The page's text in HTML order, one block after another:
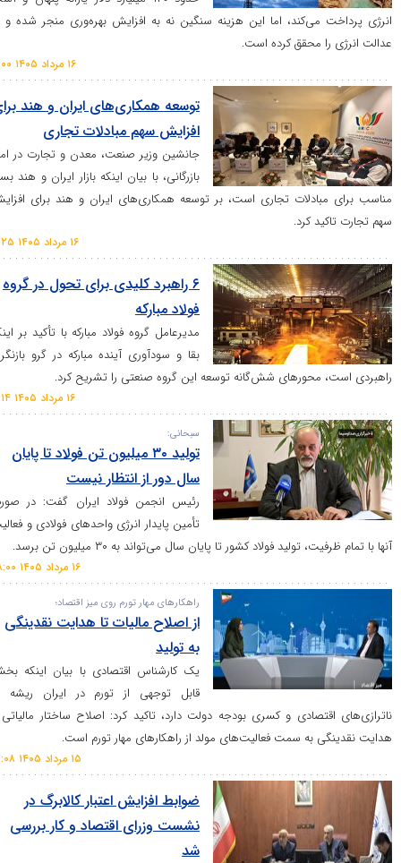
اما این هزینه سنگین نه به افزایش بهره‌وری منجر شده و نه
محقق کرده است.
توسعه همکاری‌های ایران و هند برای
افزایش سهم مبادلات تجاری
جانشین وزیر صنعت، معدن و تجارت در امور
بازرگانی، با بیان اینکه بازار ایران و هند بستر
تجاری است، بر توسعه همکاری‌های ایران و هند برای افزایش
کرد.
۶ راهبرد کلیدی برای تحول در گروه
فولاد مبارکه
مدیرعامل گروه فولاد مبارکه با تأکید بر اینکه
بقا و سودآوری آینده مبارکه در گرو بازنگری
شش‌گانه توسعه این گروه صنعتی را تشریح کرد.
سبحانی:
تولید ۳۰ میلیون تن فولاد تا پایان
سال دور از انتظار نیست
رئیس انجمن فولاد ایران گفت: در صورت
تأمین پایدار انرژی واحد‌های فولادی و فعالیت
فولاد کشور تا پایان سال می‌تواند به ۳۰ میلیون تن برسد.
راهکار‌های مهار تورم روی میز اقتصاد؛
از اصلاح مالیات تا هدایت نقدینگی
به تولید
یک کارشناس اقتصادی با بیان اینکه بخش
قابل توجهی از تورم در ایران ریشه در
و کسری بودجه دولت دارد، تاکید کرد: اصلاح ساختار مالیاتی و
به سمت فعالیت‌های مولد از راهکار‌های مهار تورم است.
ضوابط افزایش اعتبار کالابرگ در
نشست وزرای اقتصاد و کار بررسی
شد